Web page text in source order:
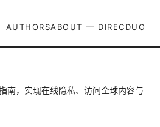
AUTHORSABOUT — DIRECDUO
南，实现在线隐私、访问全球内容与